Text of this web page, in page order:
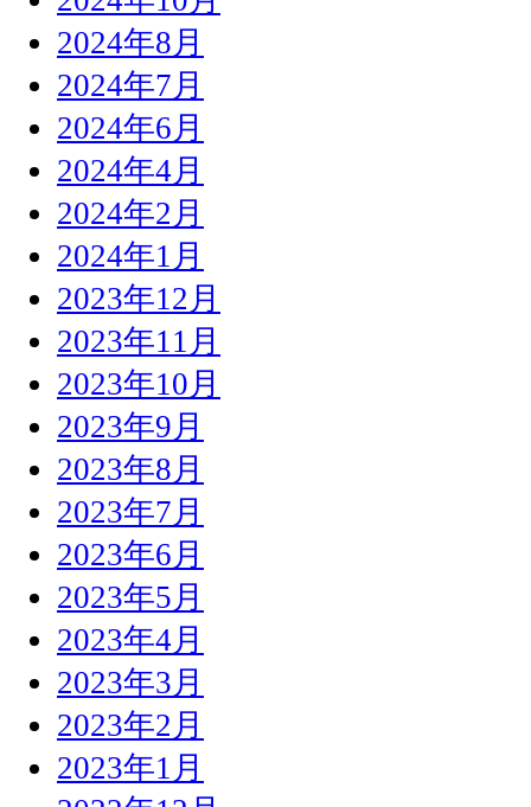
2024年8月
2024年7月
2024年6月
2024年4月
2024年2月
2024年1月
2023年12月
2023年11月
2023年10月
2023年9月
2023年8月
2023年7月
2023年6月
2023年5月
2023年4月
2023年3月
2023年2月
2023年1月